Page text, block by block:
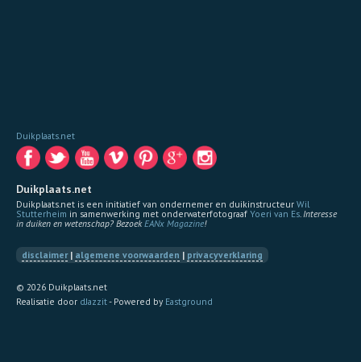
Duikplaats.net
Duikplaats.net
Duikplaats.net is een initiatief van ondernemer en duikinstructeur Wil
Stutterheim in samenwerking met onderwaterfotograaf Yoeri van Es Interesse
in duiken en wetenschap? BezoekEANx Magazine!
disclaimer| algemene voorwaarden | privacyverklaring
© 2026 Duikplaats.net
Realisatie door dJazzit- Powered by Eastground